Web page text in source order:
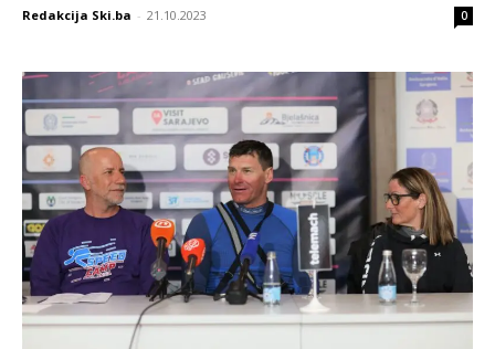
Redakcija Ski.ba - 21.10.2023 0